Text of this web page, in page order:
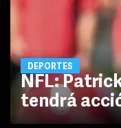
DEPORTES
NFL:
tendrá